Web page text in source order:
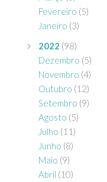
Fevereiro (5)
Janeiro (3)
2022 (98)
Dezembro (5)
Novembro (4)
Outubro (12)
Setembro (9)
Agosto (5)
Julho (11)
Junho (8)
Maio (9)
Abril (10)